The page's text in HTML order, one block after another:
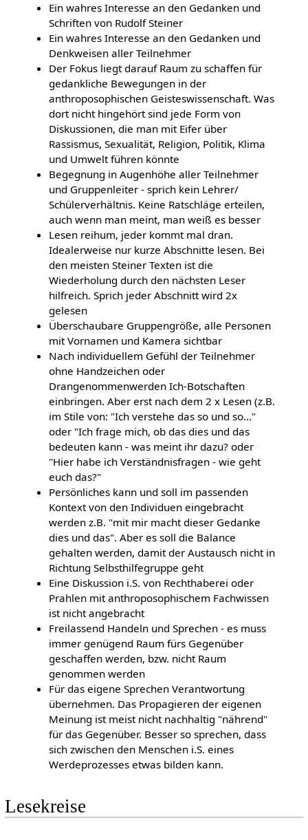
Ein wahres Interesse an den Gedanken und
Schriften von Rudolf Steiner
Ein wahres Interesse an den Gedanken und
Denkweisen aller Teilnehmer
Der Fokus liegt darauf Raum zu schaffen für
gedankliche Bewegungen in der
anthroposophischen Geisteswissenschaft. Was
dort nicht hingehört sind jede Form von
Diskussionen, die man mit Eifer über
Rassismus, Sexualität, Religion, Politik, Klima
und Umwelt führen könnte
Begegnung in Augenhöhe aller Teilnehmer
und Gruppenleiter - sprich kein Lehrer/
Schülerverhältnis. Keine Ratschläge erteilen,
auch wenn man meint, man weiß es besser
Lesen reihum, jeder kommt mal dran.
Idealerweise nur kurze Abschnitte lesen. Bei
den meisten Steiner Texten ist die
Wiederholung durch den nächsten Leser
hilfreich. Sprich jeder Abschnitt wird 2x
gelesen
Überschaubare Gruppengröße, alle Personen
mit Vornamen und Kamera sichtbar
Nach individuellem Gefühl der Teilnehmer
ohne Handzeichen oder
Drangenommenwerden Ich-Botschaften
einbringen. Aber erst nach dem 2 x Lesen (z.B.
im Stile von: "Ich verstehe das so und so..."
oder "Ich frage mich, ob das dies und das
bedeuten kann - was meint ihr dazu? oder
"Hier habe ich Verständnisfragen - wie geht
euch das?"
Persönliches kann und soll im passenden
Kontext von den Individuen eingebracht
werden z.B. "mit mir macht dieser Gedanke
dies und das". Aber es soll die Balance
gehalten werden, damit der Austausch nicht in
Richtung Selbsthilfegruppe geht
Eine Diskussion i.S. von Rechthaberei oder
Prahlen mit anthroposophischem Fachwissen
ist nicht angebracht
Freilassend Handeln und Sprechen - es muss
immer genügend Raum fürs Gegenüber
geschaffen werden, bzw. nicht Raum
genommen werden
Für das eigene Sprechen Verantwortung
übernehmen. Das Propagieren der eigenen
Meinung ist meist nicht nachhaltig "nährend"
für das Gegenüber. Besser so sprechen, dass
sich zwischen den Menschen i.S. eines
Werdeprozesses etwas bilden kann.
Lesekreise